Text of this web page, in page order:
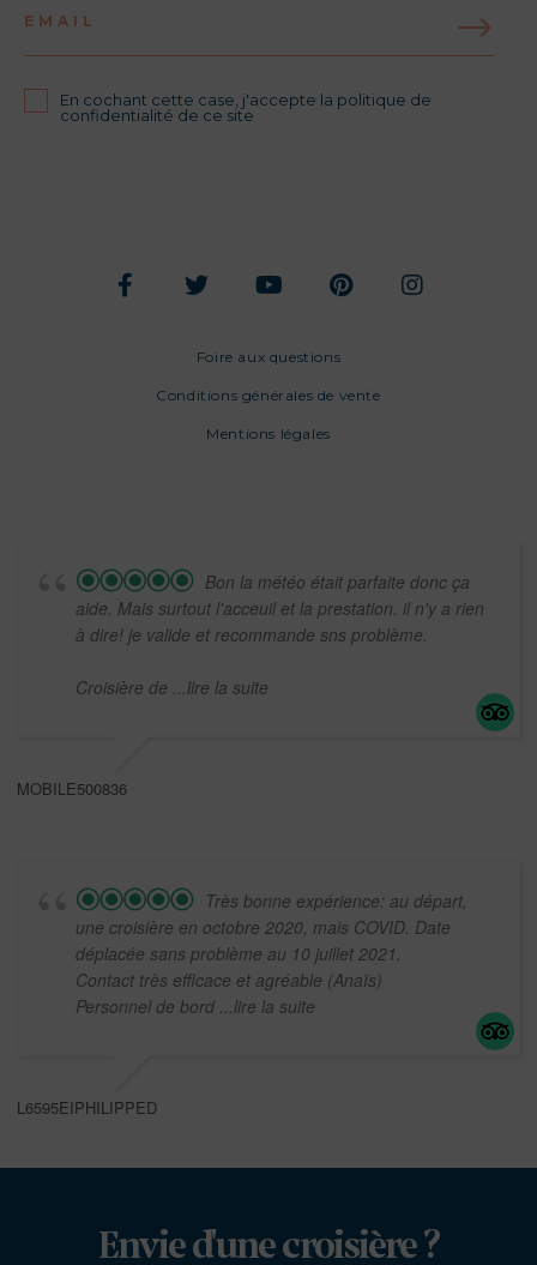
EMAIL
En cochant cette case, j'accepte la politique de
confidentialité de ce site
Foire aux questions
Conditions générales de vente
Mentions légales
Bon la météo était parfaite donc ça
aide. Mais surtout l'acceuil et la prestation. il n'y a rien
à dire! je valide et recommande sns problème.
Croisière de ...lire la suite
MOBILE500836
Très bonne expérience: au départ,
une croisière en octobre 2020, mais COVID. Date
déplacée sans problème au 10 juillet 2021.
Contact très efficace et agréable (Anaïs)
Personnel de bord ...lire la suite
L6595EIPHILIPPED
Envie d'une croisière ?